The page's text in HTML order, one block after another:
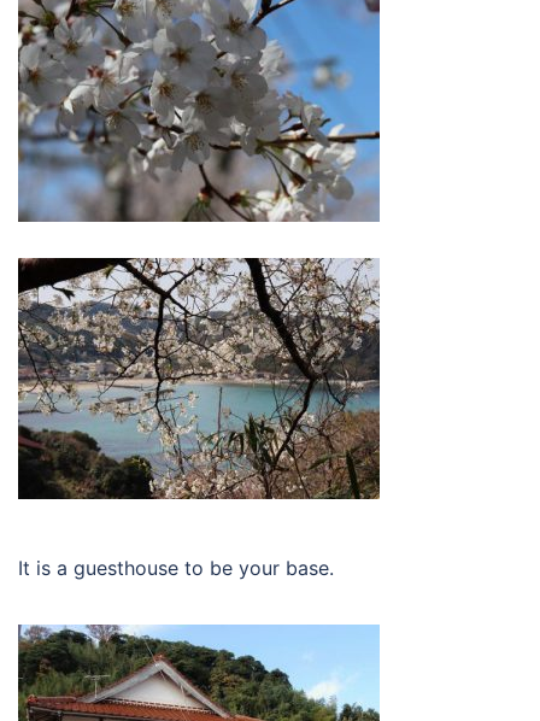
It is a guesthouse to be your base.